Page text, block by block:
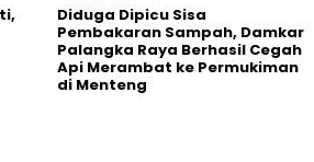
Diduga Dipicu Sisa
Pembakaran Sampah, Damkar
Palangka Raya Berhasil Cegah
Api Merambat ke Permukiman
di Menteng